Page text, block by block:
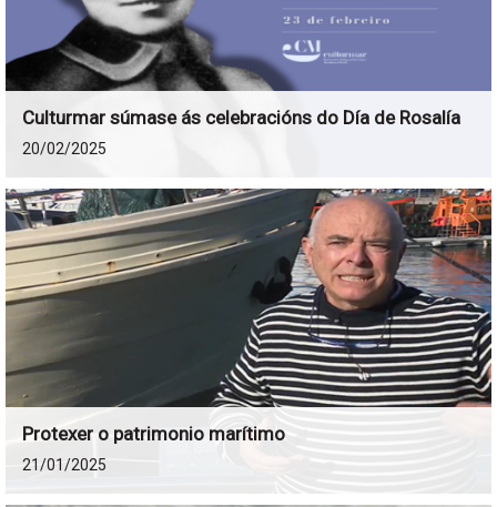
Culturmar súmase ás celebracións do Día de Rosalía
20/02/2025
Protexer o patrimonio marítimo
21/01/2025